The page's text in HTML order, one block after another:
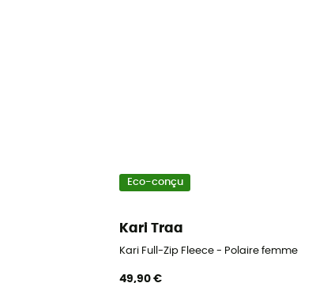
Eco-conçu
Kari Traa
Kari Full-Zip Fleece - Polaire femme
49,90 €